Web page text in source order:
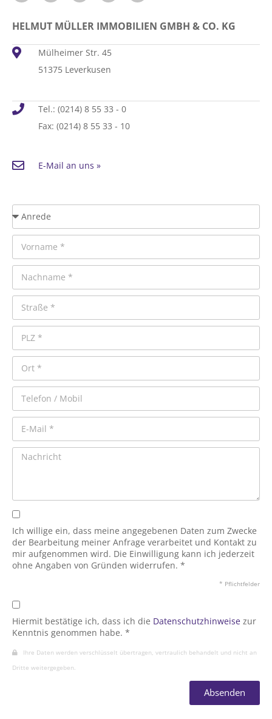
HELMUT MÜLLER IMMOBILIEN GMBH & CO. KG
Mülheimer Str. 45
51375 Leverkusen
Tel.: (0214) 8 55 33 - 0
Fax: (0214) 8 55 33 - 10
E-Mail an uns »
Ich willige ein, dass meine angegebenen Daten zum Zwecke
der Bearbeitung meiner Anfrage verarbeitet und Kontakt zu
mir aufgenommen wird. Die Einwilligung kann ich jederzeit
ohne Angaben von Gründen widerrufen. *
* Pflichtfelder
Hiermit bestätige ich, dass ich die Datenschutzhinweise zur
Kenntnis genommen habe. *
Ihre Daten werden verschlüsselt übertragen, vertraulich behandelt und nicht an
Dritte weitergegeben.
Absenden